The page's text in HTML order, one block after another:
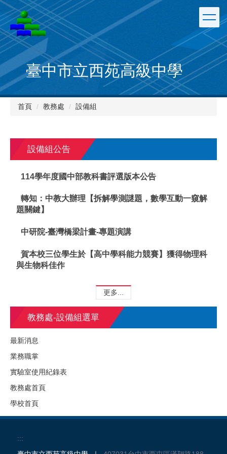
跳
到
主
要
內
容
區
臺中市立西苑高級中學
首頁 教務處 設備組
設備組公告
114學年度國中部教科書評選版本公告
轉知：中教大辦理【拆解學測謎題，數學互動一窺解
題關鍵】
中研院-臺灣橋梁計畫-專題演講
賀本校三位學生於【高中學科能力競賽】獲得物理科
與生物科佳作
更多...
教務處-設備組選單
最新消息
業務職掌
實驗室使用紀錄表
教務處首頁
學校首頁
:::